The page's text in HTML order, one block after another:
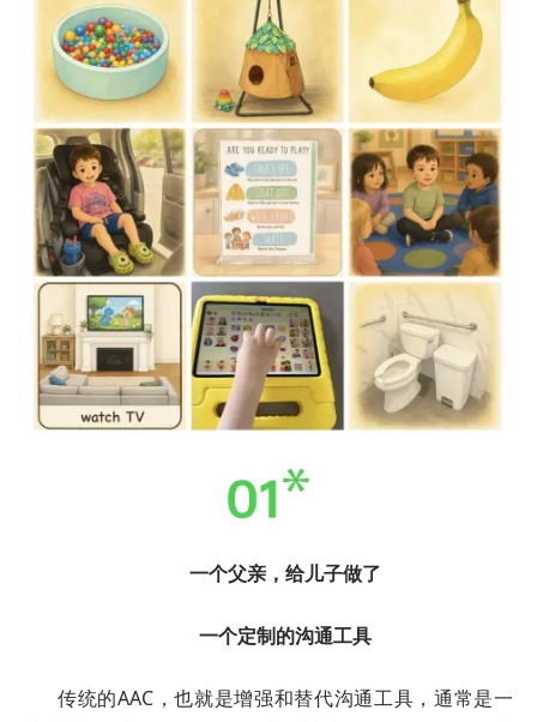
一个父亲，给儿子做了
一个定制的沟通工具
传统的AAC，也就是增强和替代沟通工具，通常是一